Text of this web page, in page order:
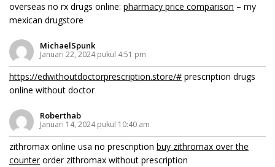
overseas no rx drugs online: pharmacy price comparison – my
mexican drugstore
MichaelSpunk
Januari 22, 2024 pukul 4:51 pm
https://edwithoutdoctorprescription.store/# prescription drugs
online without doctor
Roberthab
Januari 14, 2024 pukul 10:40 am
zithromax online usa no prescription buy zithromax over the
counterorder zithromax without prescription